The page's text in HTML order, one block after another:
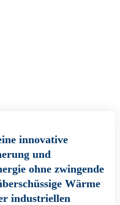
innovative
und
ohne zwingende
Wärme
industriellen